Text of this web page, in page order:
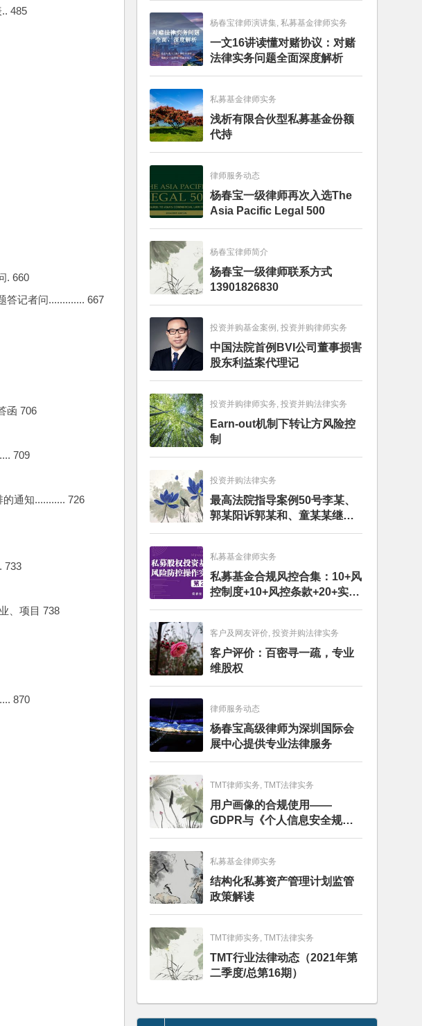
485
. 660
答记者问............. 667
函 706
709
通知........... 726
733
、项目 738
870
杨春宝律师演讲集, 私募基金律师实务
一文16讲读懂对赌协议：对赌
法律实务问题全面深度解析
私募基金律师实务
浅析有限合伙型私募基金份额
代持
律师服务动态
杨春宝一级律师再次入选The
Asia Pacific Legal 500
杨春宝律师简介
杨春宝一级律师联系方式
13901826830
投资并购基金案例, 投资并购律师实务
中国法院首例BVI公司董事损害
股东利益案代理记
投资并购律师实务, 投资并购法律实务
Earn-out机制下转让方风险控
制
投资并购法律实务
最高法院指导案例50号李某、
郭某阳诉郭某和、童某某继承
纠纷案
私募基金律师实务
私募基金合规风控合集：10+风
控制度+10+风控条款+20+实务
文章+每月动态
客户及网友评价, 投资并购法律实务
客户评价：百密寻一疏，专业
维股权
律师服务动态
杨春宝高级律师为深圳国际会
展中心提供专业法律服务
TMT律师实务, TMT法律实务
用户画像的合规使用——
GDPR与《个人信息安全规
范》的比较分析
私募基金律师实务
结构化私募资产管理计划监管
政策解读
TMT律师实务, TMT法律实务
TMT行业法律动态（2021年第
二季度/总第16期）